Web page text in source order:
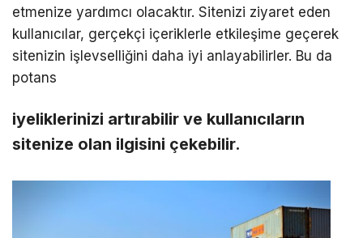
etmenize yardımcı olacaktır. Sitenizi ziyaret eden
kullanıcılar, gerçekçi içeriklerle etkileşime geçerek
sitenizin işlevselliğini daha iyi anlayabilirler. Bu da
potans
iyeliklerinizi artırabilir ve kullanıcıların
sitenize olan ilgisini çekebilir.